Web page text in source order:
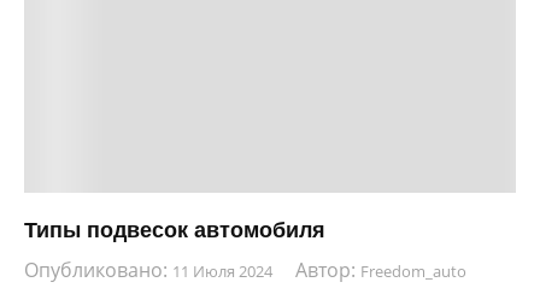
Типы подвесок автомобиля
Опубликовано: 11 Июля 2024 Автор: Freedom_auto